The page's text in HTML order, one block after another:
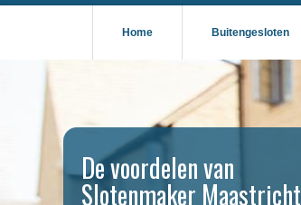
Home Buitengesloten
De voordelen van
Slotenmaker Maastricht